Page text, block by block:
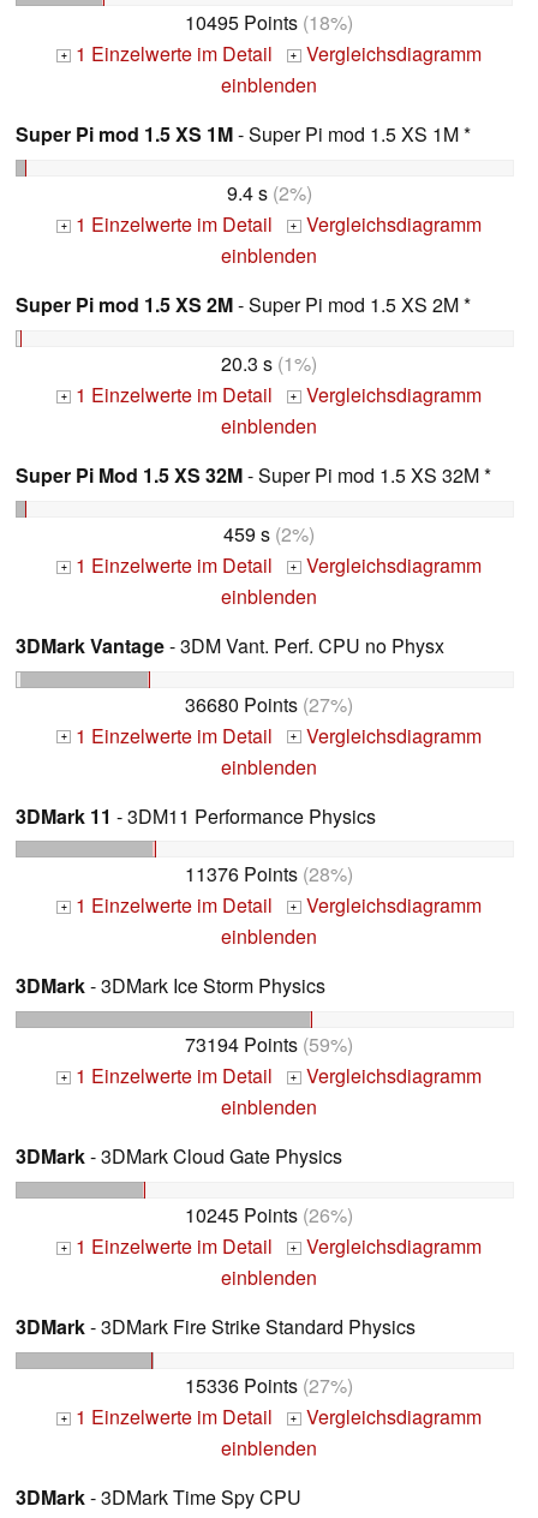
10495 Points (18%)
+ 1 Einzelwerte im Detail + Vergleichsdiagramm
einblenden
Super Pi mod 1.5 XS 1M- Super Pi mod 1.5 XS 1M *
9.4 s(2%)
+ 1 Einzelwerte im Detail + Vergleichsdiagramm
einblenden
Super Pi mod 1.5 XS 2M- Super Pi mod 1.5 XS 2M *
20.3 s (1%)
+ 1 Einzelwerte im Detail + Vergleichsdiagramm
einblenden
Super Pi Mod 1.5 XS 32M- Super Pi mod 1.5 XS 32M *
459 s (2%)
+ 1 Einzelwerte im Detail + Vergleichsdiagramm
einblenden
3DMark Vantage- 3DM Vant. Perf. CPU no Physx
36680 Points (27%)
+ 1 Einzelwerte im Detail + Vergleichsdiagramm
einblenden
3DMark 11 - 3DM11 Performance Physics
11376 Points (28%)
+ 1 Einzelwerte im Detail + Vergleichsdiagramm
einblenden
3DMark- 3DMark Ice Storm Physics
73194 Points (59%)
+ 1 Einzelwerte im Detail + Vergleichsdiagramm
einblenden
3DMark- 3DMark Cloud Gate Physics
10245 Points (26%)
+ 1 Einzelwerte im Detail + Vergleichsdiagramm
einblenden
3DMark- 3DMark Fire Strike Standard Physics
15336 Points (27%)
+ 1 Einzelwerte im Detail + Vergleichsdiagramm
einblenden
3DMark- 3DMark Time Spy CPU